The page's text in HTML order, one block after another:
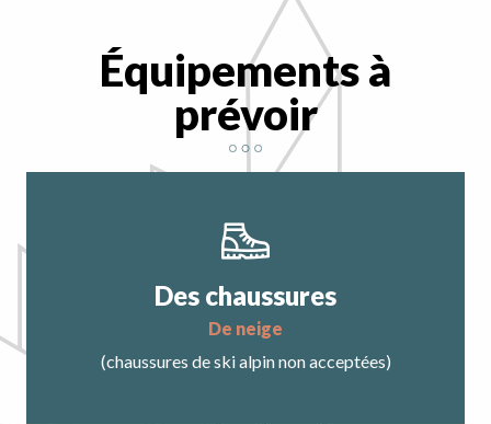
Équipements à
prévoir
Des chaussures
de neige
(chaussures de ski alpin non acceptées)